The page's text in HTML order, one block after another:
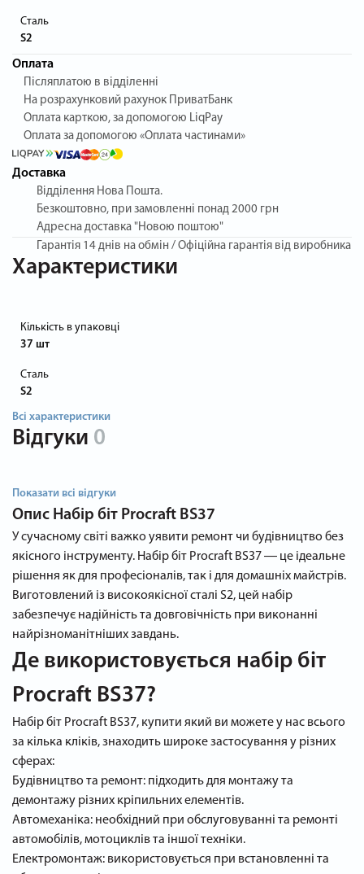
Сталь
S2
Оплата
Післяплатою в відділенні
На розрахунковий рахунок ПриватБанк
Оплата карткою, за допомогою LiqPay
Оплата за допомогою «Оплата частинами»
Доставка
Відділення Нова Пошта.
Безкоштовно, при замовленні понад 2000 грн
Адресна доставка "Новою поштою"
Гарантія 14 днів на обмін / Офіційна гарантія від виробника
Характеристики
Кількість в упаковці
37 шт
Сталь
S2
Всі характеристики
Відгуки 0
Показати всі відгуки
Опис Набір біт Procraft BS37
У сучасному світі важко уявити ремонт чи будівництво без
якісного інструменту. Набір біт Procraft BS37 ― це ідеальне
рішення як для професіоналів, так і для домашніх майстрів.
Виготовлений із високоякісної сталі S2, цей набір
забезпечує надійність та довговічність при виконанні
найрізноманітніших завдань.
Де використовується набір біт
Procraft BS37?
Набір біт Procraft BS37, купити який ви можете у нас всього
за кілька кліків, знаходить широке застосування у різних
сферах:
Будівництво та ремонт: підходить для монтажу та
демонтажу різних кріпильних елементів.
Автомеханіка: необхідний при обслуговуванні та ремонті
автомобілів, мотоциклів та іншої техніки.
Електромонтаж: використовується при встановленні та